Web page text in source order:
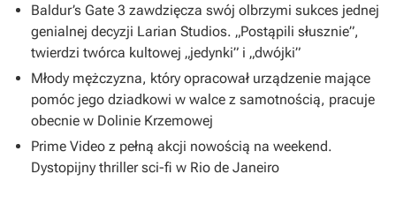
Baldur’s Gate 3 zawdzięcza swój olbrzymi sukces jednej
genialnej decyzji Larian Studios. „Postąpili słusznie”,
twierdzi twórca kultowej „jedynki” i „dwójki”
Młody mężczyzna, który opracował urządzenie mające
pomóc jego dziadkowi w walce z samotnością, pracuje
obecnie w Dolinie Krzemowej
Prime Video z pełną akcji nowością na weekend.
Dystopijny thriller sci-fi w Rio de Janeiro